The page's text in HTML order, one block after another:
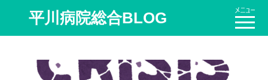
平川病院総合BLOG